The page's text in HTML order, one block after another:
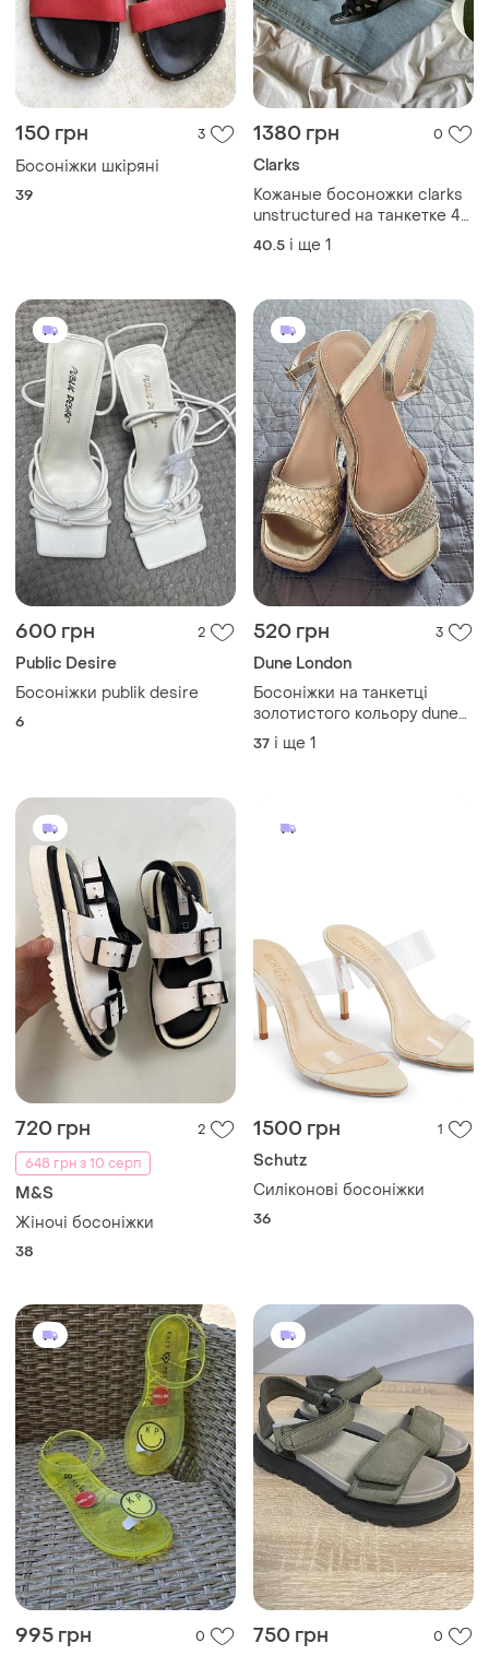
150 грн 3
Босоніжки шкіряні
39
1380 грн 0
Clarks
Кожаные босоножки clarks
unstructured на танкетке 41
(25.5см.)
40.5 і ще 1
600 грн 2
Public Desire
Босоніжки publik desire
6
520 грн 3
Dune London
Босоніжки на танкетці
золотистого кольору dune
london
37 і ще 1
720 грн
2
648 грн з 10 серп
M&S
Жіночі босоніжки
38
1500 грн 1
Schutz
Силіконові босоніжки
36
995 грн 0 750 грн 0